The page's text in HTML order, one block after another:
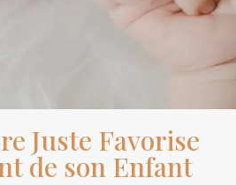
Juste Favorise
de son Enfant